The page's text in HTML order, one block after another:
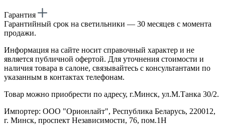
Гарантия
Гарантийный срок на светильники — 30 месяцев с момента
продажи.
Информация на сайте носит справочный характер и не
является публичной офертой. Для уточнения стоимости и
наличия товара в салоне, связывайтесь с консультантами по
указанным в контактах телефонам.
Товар можно приобрести по адресу, г.Минск, ул.М.Танка 30/2.
Импортер: ООО "Орионлайт", Республика Беларусь, 220012,
г. Минск, проспект Независимости, 76, пом.1Н